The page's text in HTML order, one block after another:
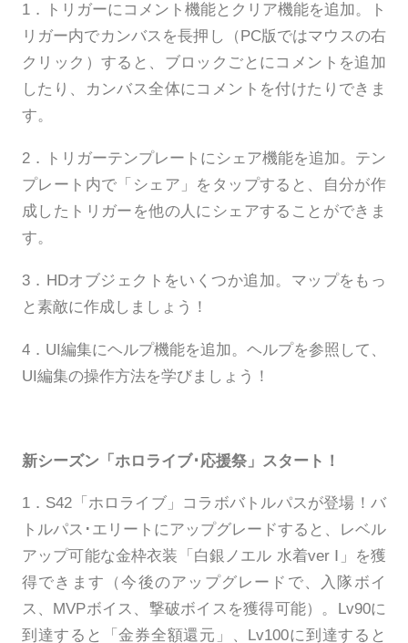
1．トリガーにコメント機能とクリア機能を追加。ト
リガー内でカンバスを長押し（PC版ではマウスの右
クリック）すると、ブロックごとにコメントを追加
したり、カンバス全体にコメントを付けたりできま
す。
2．トリガーテンプレートにシェア機能を追加。テン
プレート内で「シェア」をタップすると、自分が作
成したトリガーを他の人にシェアすることができま
す。
3．HDオブジェクトをいくつか追加。マップをもっ
と素敵に作成しましょう！
4．UI編集にヘルプ機能を追加。ヘルプを参照して、
UI編集の操作方法を学びましょう！
新シーズン「ホロライブ･応援祭」スタート！
1．S42「ホロライブ」コラボバトルパスが登場！バ
トルパス･エリートにアップグレードすると、レベル
アップ可能な金枠衣装「白銀ノエル 水着ver Ⅰ」を獲
得できます（今後のアップグレードで、入隊ボイ
ス、MVPボイス、撃破ボイスを獲得可能）。Lv90に
到達すると「金券全額還元」、Lv100に到達すると